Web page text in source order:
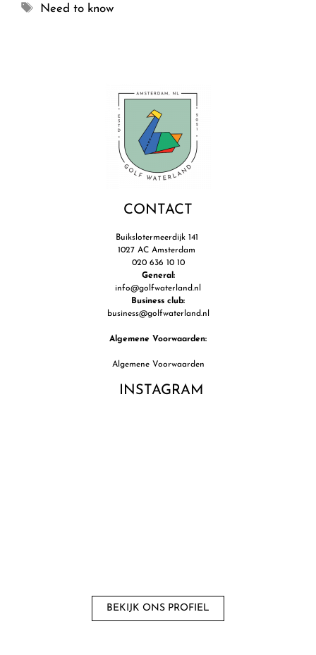
Need to know
CONTACT
Buikslotermeerdijk 141
1027 AC Amsterdam
020 636 10 10
General:
info@golfwaterland.nl
Business club:
business@golfwaterland.nl
Algemene Voorwaarden:
Algemene Voorwaarden
INSTAGRAM
BEKIJK ONS ​​PROFIEL